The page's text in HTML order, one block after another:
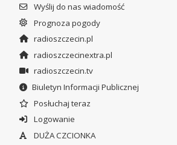
Wyślij do nas wiadomość
Prognoza pogody
radioszczecin.pl
radioszczecinextra.pl
radioszczecin.tv
Biuletyn Informacji Publicznej
Posłuchaj teraz
Logowanie
DUŻA CZCIONKA